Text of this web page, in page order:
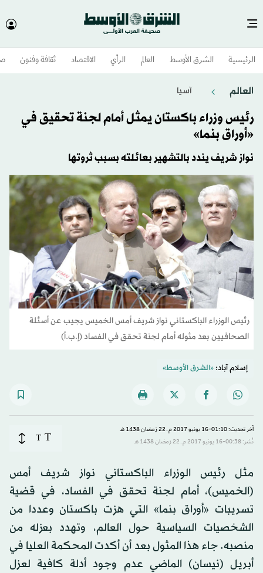
الرئيسية الشرق الأوسط​ العالم الرأي الاقتصاد ثقافة وفنون
العالم آسيا
رئيس وزراء باكستان يمثل أمام لجنة تحقيق في
«أوراق بنما»
نواز شريف يندد بالتشهير بعائلته بسبب ثروتها
رئيس الوزراء الباكستاني نواز شريف أمس الخميس يجيب عن أسئلة
الصحافيين بعد مثوله أمام لجنة تحقق في الفساد (إ.ب.أ)
إسلام آباد:«الشرق الأوسط»
آخر تحديث: 01:10-16 يونيو 2017 م ـ 22 رَمضان 1438 هـ
نُشر: 00:38-16 يونيو 2017 م ـ 22 رَمضان 1438 هـ
T
T
مثل رئيس الوزراء الباكستاني نواز شريف أمس
(الخميس)، أمام لجنة تحقق في الفساد، في قضية
تسريبات «أوراق بنما» التي هزت باكستان وعددا من
الشخصيات السياسية حول العالم، وتهدد بعزله من
منصبه. جاء هذا المثول بعد أن أكدت المحكمة العليا في
أبريل (نيسان) الماضي عدم وجود أدلة كافية لعزل